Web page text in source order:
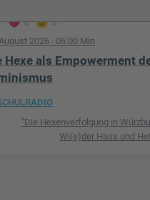
0 0
2026 · 06:00 Min
Hexe als Empowerment
"Die Hexenverfolgung in
Wi(e)der Hass und